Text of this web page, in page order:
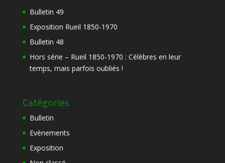
Bulletin 49
Exposition Rueil 1850-1970
Bulletin 48
Hors série – Rueil 1850-1970 : Célèbres en leur
temps, mais parfois oubliés !
Catégories
Bulletin
Evènements
Exposition